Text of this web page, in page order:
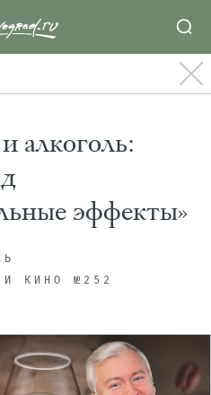
алкоголь:
эффекты»
И КИНО №252